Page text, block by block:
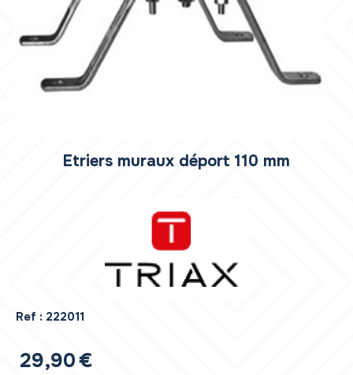
Etriers muraux déport 110 mm
Ref : 222011
29,90€